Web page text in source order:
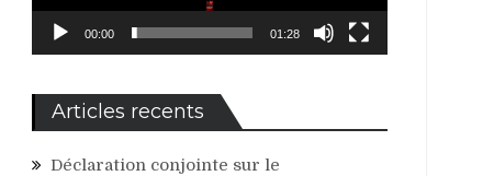
00:00 01:28
Articles recents
Déclaration conjointe sur le